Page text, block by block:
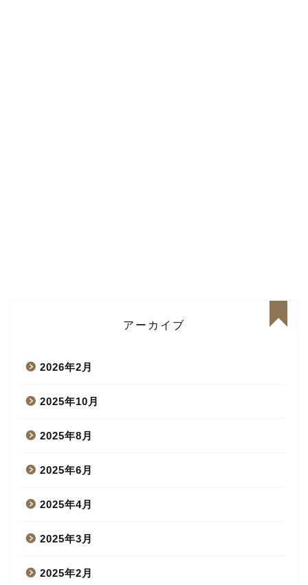
アーカイブ
2026年2月
2025年10月
2025年8月
2025年6月
2025年4月
2025年3月
2025年2月